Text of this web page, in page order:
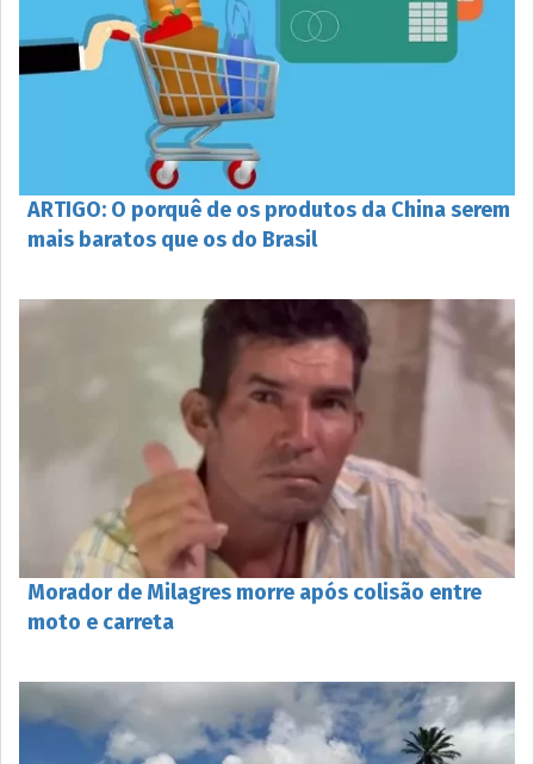
ARTIGO: O porquê de os produtos da China serem
mais baratos que os do Brasil
Morador de Milagres morre após colisão entre
moto e carreta